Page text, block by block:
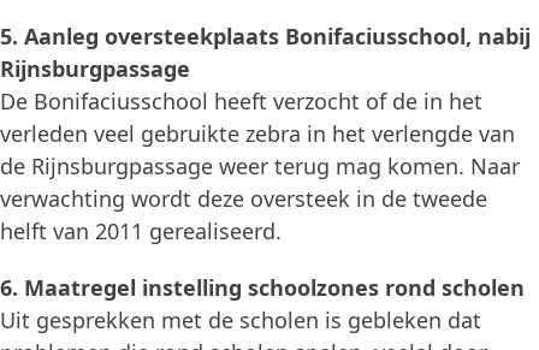
5. Aanleg oversteekplaats Bonifaciusschool, nabij
Rijnsburgpassage
De Bonifaciusschool heeft verzocht of de in het
verleden veel gebruikte zebra in het verlengde van
de Rijnsburgpassage weer terug mag komen. Naar
verwachting wordt deze oversteek in de tweede
helft van 2011 gerealiseerd.
6. Maatregel instelling schoolzones rond scholen
Uit gesprekken met de scholen is gebleken dat